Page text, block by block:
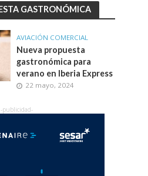
GASTRONÓMICA
AVIACIÓN COMERCIAL
Nueva propuesta
gastronómica para
verano en Iberia Express
22 mayo, 2024